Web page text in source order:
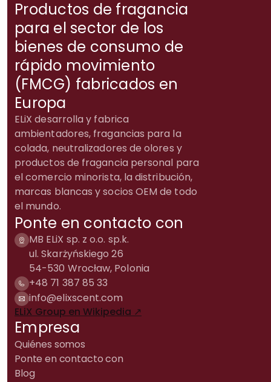
Productos de fragancia
para el sector de los
bienes de consumo de
rápido movimiento
(FMCG) fabricados en
Europa
ELiX desarrolla y fabrica
ambientadores, fragancias para la
colada, neutralizadores de olores y
productos de fragancia personal para
el comercio minorista, la distribución,
marcas blancas y socios OEM de todo
el mundo.
Ponte en contacto con
MB ELiX sp. z o.o. sp.k.
ul. Skarżyńskiego 26
54-530 Wrocław, Polonia
+48 71 387 85 33
info@elixscent.com
ELiX Group en Wikipedia ↗
Empresa
Quiénes somos
Ponte en contacto con
Blog